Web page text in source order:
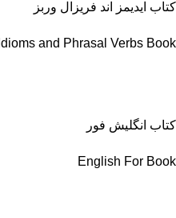
کتاب ایدیمز اند فریزال وربز
Idioms and Phrasal Verbs Book
کتاب انگلیش فور
English For Book